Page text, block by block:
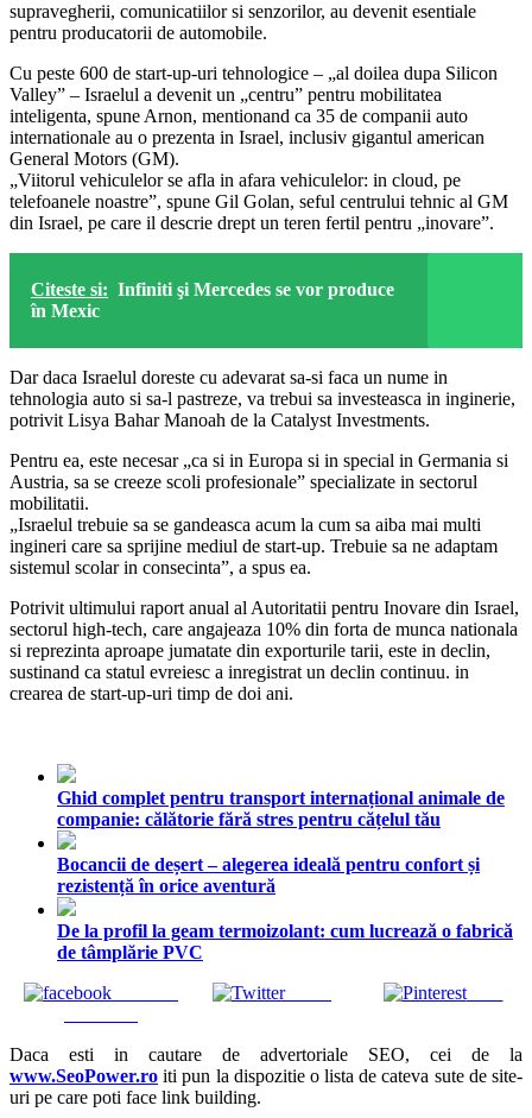
supravegherii, comunicatiilor si senzorilor, au devenit esentiale
pentru producatorii de automobile.
Cu peste 600 de start-up-uri tehnologice – „al doilea dupa Silicon
Valley” – Israelul a devenit un „centru” pentru mobilitatea
inteligenta, spune Arnon, mentionand ca 35 de companii auto
internationale au o prezenta in Israel, inclusiv gigantul american
General Motors (GM).
„Viitorul vehiculelor se afla in afara vehiculelor: in cloud, pe
telefoanele noastre”, spune Gil Golan, seful centrului tehnic al GM
din Israel, pe care il descrie drept un teren fertil pentru „inovare”.
Citeste si: Infiniti şi Mercedes se vor produce
în Mexic
Dar daca Israelul doreste cu adevarat sa-si faca un nume in
tehnologia auto si sa-l pastreze, va trebui sa investeasca in inginerie,
potrivit Lisya Bahar Manoah de la Catalyst Investments.
Pentru ea, este necesar „ca si in Europa si in special in Germania si
Austria, sa se creeze scoli profesionale” specializate in sectorul
mobilitatii.
„Israelul trebuie sa se gandeasca acum la cum sa aiba mai multi
ingineri care sa sprijine mediul de start-up. Trebuie sa ne adaptam
sistemul scolar in consecinta”, a spus ea.
Potrivit ultimului raport anual al Autoritatii pentru Inovare din Israel,
sectorul high-tech, care angajeaza 10% din forta de munca nationala
si reprezinta aproape jumatate din exporturile tarii, este in declin,
sustinand ca statul evreiesc a inregistrat un declin continuu. in
crearea de start-up-uri timp de doi ani.
Ghid complet pentru transport internațional animale de
companie: călătorie fără stres pentru cățelul tău
Bocancii de deșert – alegerea ideală pentru confort și
rezistență în orice aventură
De la profil la geam termoizolant: cum lucrează o fabrică
de tâmplărie PVC
Tweet Save
Daca esti in cautare de advertoriale SEO, cei de la
www.SeoPower.ro iti pun la dispozitie o lista de cateva sute de site-
uri pe care poti face link building.